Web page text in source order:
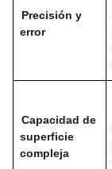
Precisión y
error
Capacidad de
superficie
compleja